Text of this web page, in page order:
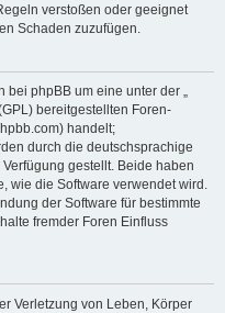
verstoßen oder geeignet
Schaden zuzufügen.
bei phpBB um eine unter der „
bereitgestellten Foren-
handelt;
durch die deutschsprachige
gestellt. Beide haben
wie die Software verwendet wird.
der Software für bestimmte
fremder Foren Einfluss
Verletzung von Leben, Körper